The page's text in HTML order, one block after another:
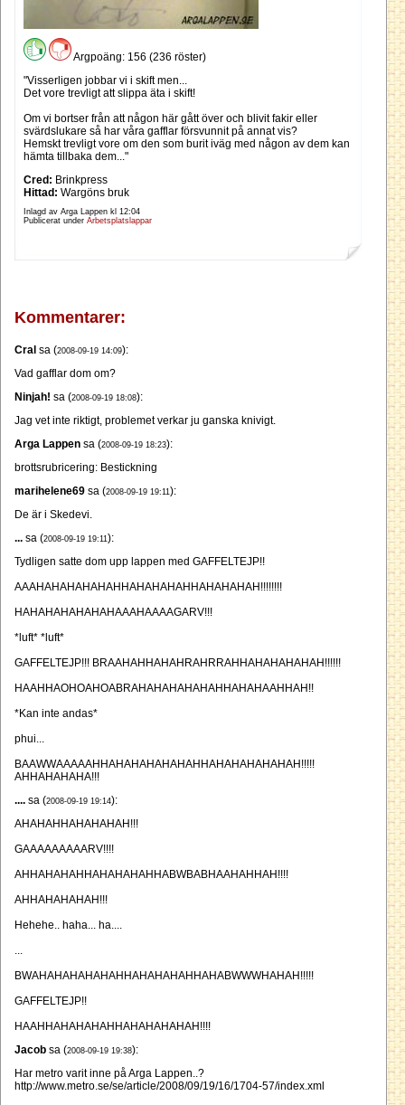
Argpoäng: 156 (236 röster)
"Visserligen jobbar vi i skift men...
Det vore trevligt att slippa äta i skift!
Om vi bortser från att någon här gått över och blivit fakir eller
svärdslukare så har våra gafflar försvunnit på annat vis?
Hemskt trevligt vore om den som burit iväg med någon av dem kan
hämta tillbaka dem..."
Cred: Brinkpress
Hittad: Wargöns bruk
Inlagd av Arga Lappen kl 12:04
Publicerat under Arbetsplatslappar
Kommentarer:
Cral sa (2008-09-19 14:09):
Vad gafflar dom om?
Ninjah! sa (2008-09-19 18:08):
Jag vet inte riktigt, problemet verkar ju ganska knivigt.
Arga Lappen sa (2008-09-19 18:23):
brottsrubricering: Bestickning
marihelene69 sa (2008-09-19 19:11):
De är i Skedevi.
... sa (2008-09-19 19:11):
Tydligen satte dom upp lappen med GAFFELTEJP!!
AAAHAHAHAHAHAHHAHAHAHAHHAHAHAHAH!!!!!!!!
HAHAHAHAHAHAHAAAHAAAAGARV!!!
*luft* *luft*
GAFFELTEJP!!! BRAAHAHHAHAHRAHRRAHHAHAHAHAHAH!!!!!!
HAAHHAOHOAHOABRAHAHAHAHAHAHHAHAHAAHHAH!!
*Kan inte andas*
phui...
BAAWWAAAAAHHAHAHAHAHAHAHHAHAHAHAHAHAH!!!!!
AHHAHAHAHA!!!
.... sa (2008-09-19 19:14):
AHAHAHHAHAHAHAH!!!
GAAAAAAAAARV!!!!
AHHAHAHAHHAHAHAHAHHABWBABHAAHAHHAH!!!!
AHHAHAHAHAH!!!
Hehehe.. haha... ha....
...
BWAHAHAHAHAHAHHAHAHAHAHHAHABWWWHAHAH!!!!!
GAFFELTEJP!!
HAAHHAHAHAHAHHAHAHAHAHAH!!!!
Jacob sa (2008-09-19 19:38):
Har metro varit inne på Arga Lappen..?
http://www.metro.se/se/article/2008/09/19/16/1704-57/index.xml